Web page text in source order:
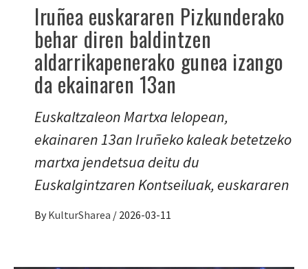
Iruñea euskararen Pizkunderako
behar diren baldintzen
aldarrikapenerako gunea izango
da ekainaren 13an
Euskaltzaleon Martxa lelopean,
ekainaren 13an Iruñeko kaleak betetzeko
martxa jendetsua deitu du
Euskalgintzaren Kontseiluak, euskararen
By KulturSharea / 2026-03-11